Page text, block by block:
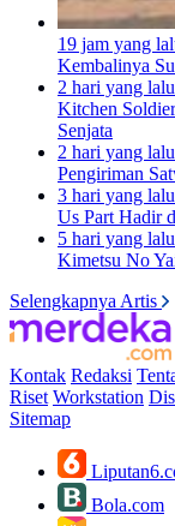
19 jam yang
Kembalinya
2 hari yang lalu
Kitchen
Senjata
2 hari yang lalu
Pengiriman
3 hari yang lalu
Us Part Hadir
5 hari yang lalu
Kimetsu No
Selengkapnya Artis
Kontak Redaksi
Riset Workstation
Sitemap
Bola.com